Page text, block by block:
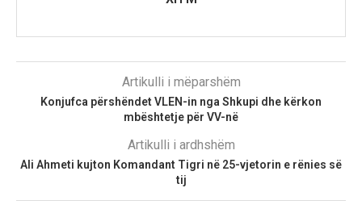
Artikulli i mëparshëm
Konjufca përshëndet VLEN-in nga Shkupi dhe kërkon
mbështetje për VV-në
Artikulli i ardhshëm
Ali Ahmeti kujton Komandant Tigri në 25-vjetorin e rënies së
tij